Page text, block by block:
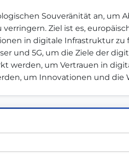
advanced transparency
and transparency in
Souveränität an,
Ziel ist es,
in digitale Infrastruktur zu
und 5G, um die Ziele der
werden, um Vertrauen in
um Innovationen und die